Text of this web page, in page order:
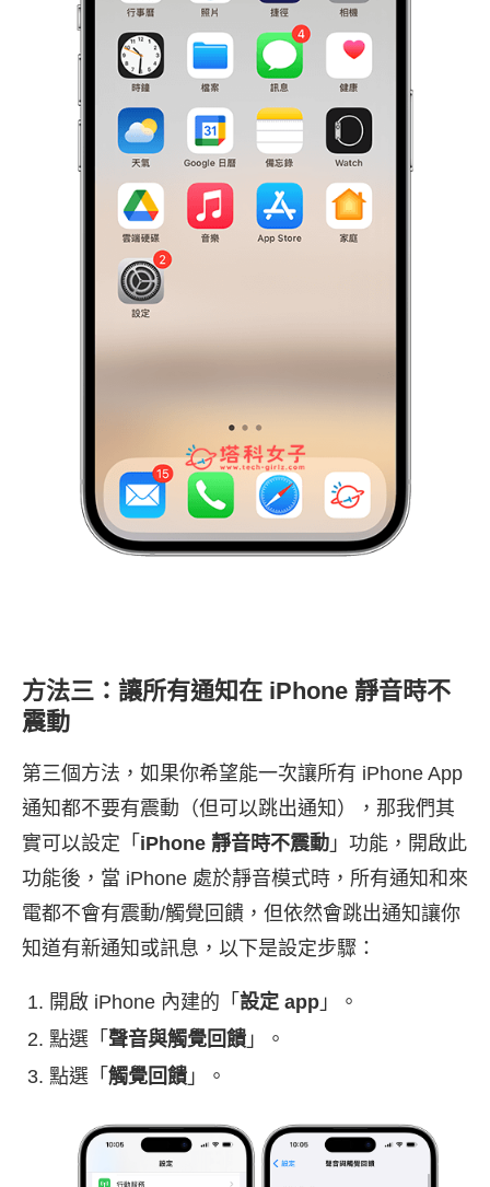
方法三：讓所有通知在 iPhone 靜音時不
震動
第三個方法，如果你希望能一次讓所有 iPhone App
通知都不要有震動（但可以跳出通知），那我們其
實可以設定「 iPhone 靜音時不震動 」功能，開啟此
功能後，當 iPhone 處於靜音模式時，所有通知和來
電都不會有震動/觸覺回饋，但依然會跳出通知讓你
知道有新通知或訊息，以下是設定步驟：
開啟 iPhone 內建的「 設定 app 」。
點選「 聲音與觸覺回饋 」。
點選「 觸覺回饋 」。